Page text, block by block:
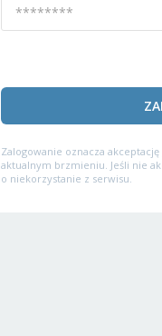
Zalogowanie oznacza akceptację
aktualnym brzmieniu. Jeśli nie
o niekorzystanie z serwisu.